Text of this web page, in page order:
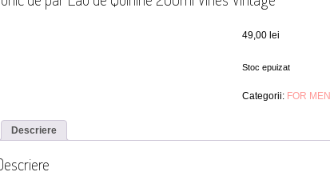
49,00 lei
Stoc epuizat
Categorii: FOR MEN
Descriere